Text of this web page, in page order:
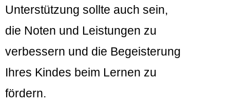
Unterstützung sollte auch sein,
die Noten und Leistungen zu
verbessern und die Begeisterung
Ihres Kindes beim Lernen zu
fördern.